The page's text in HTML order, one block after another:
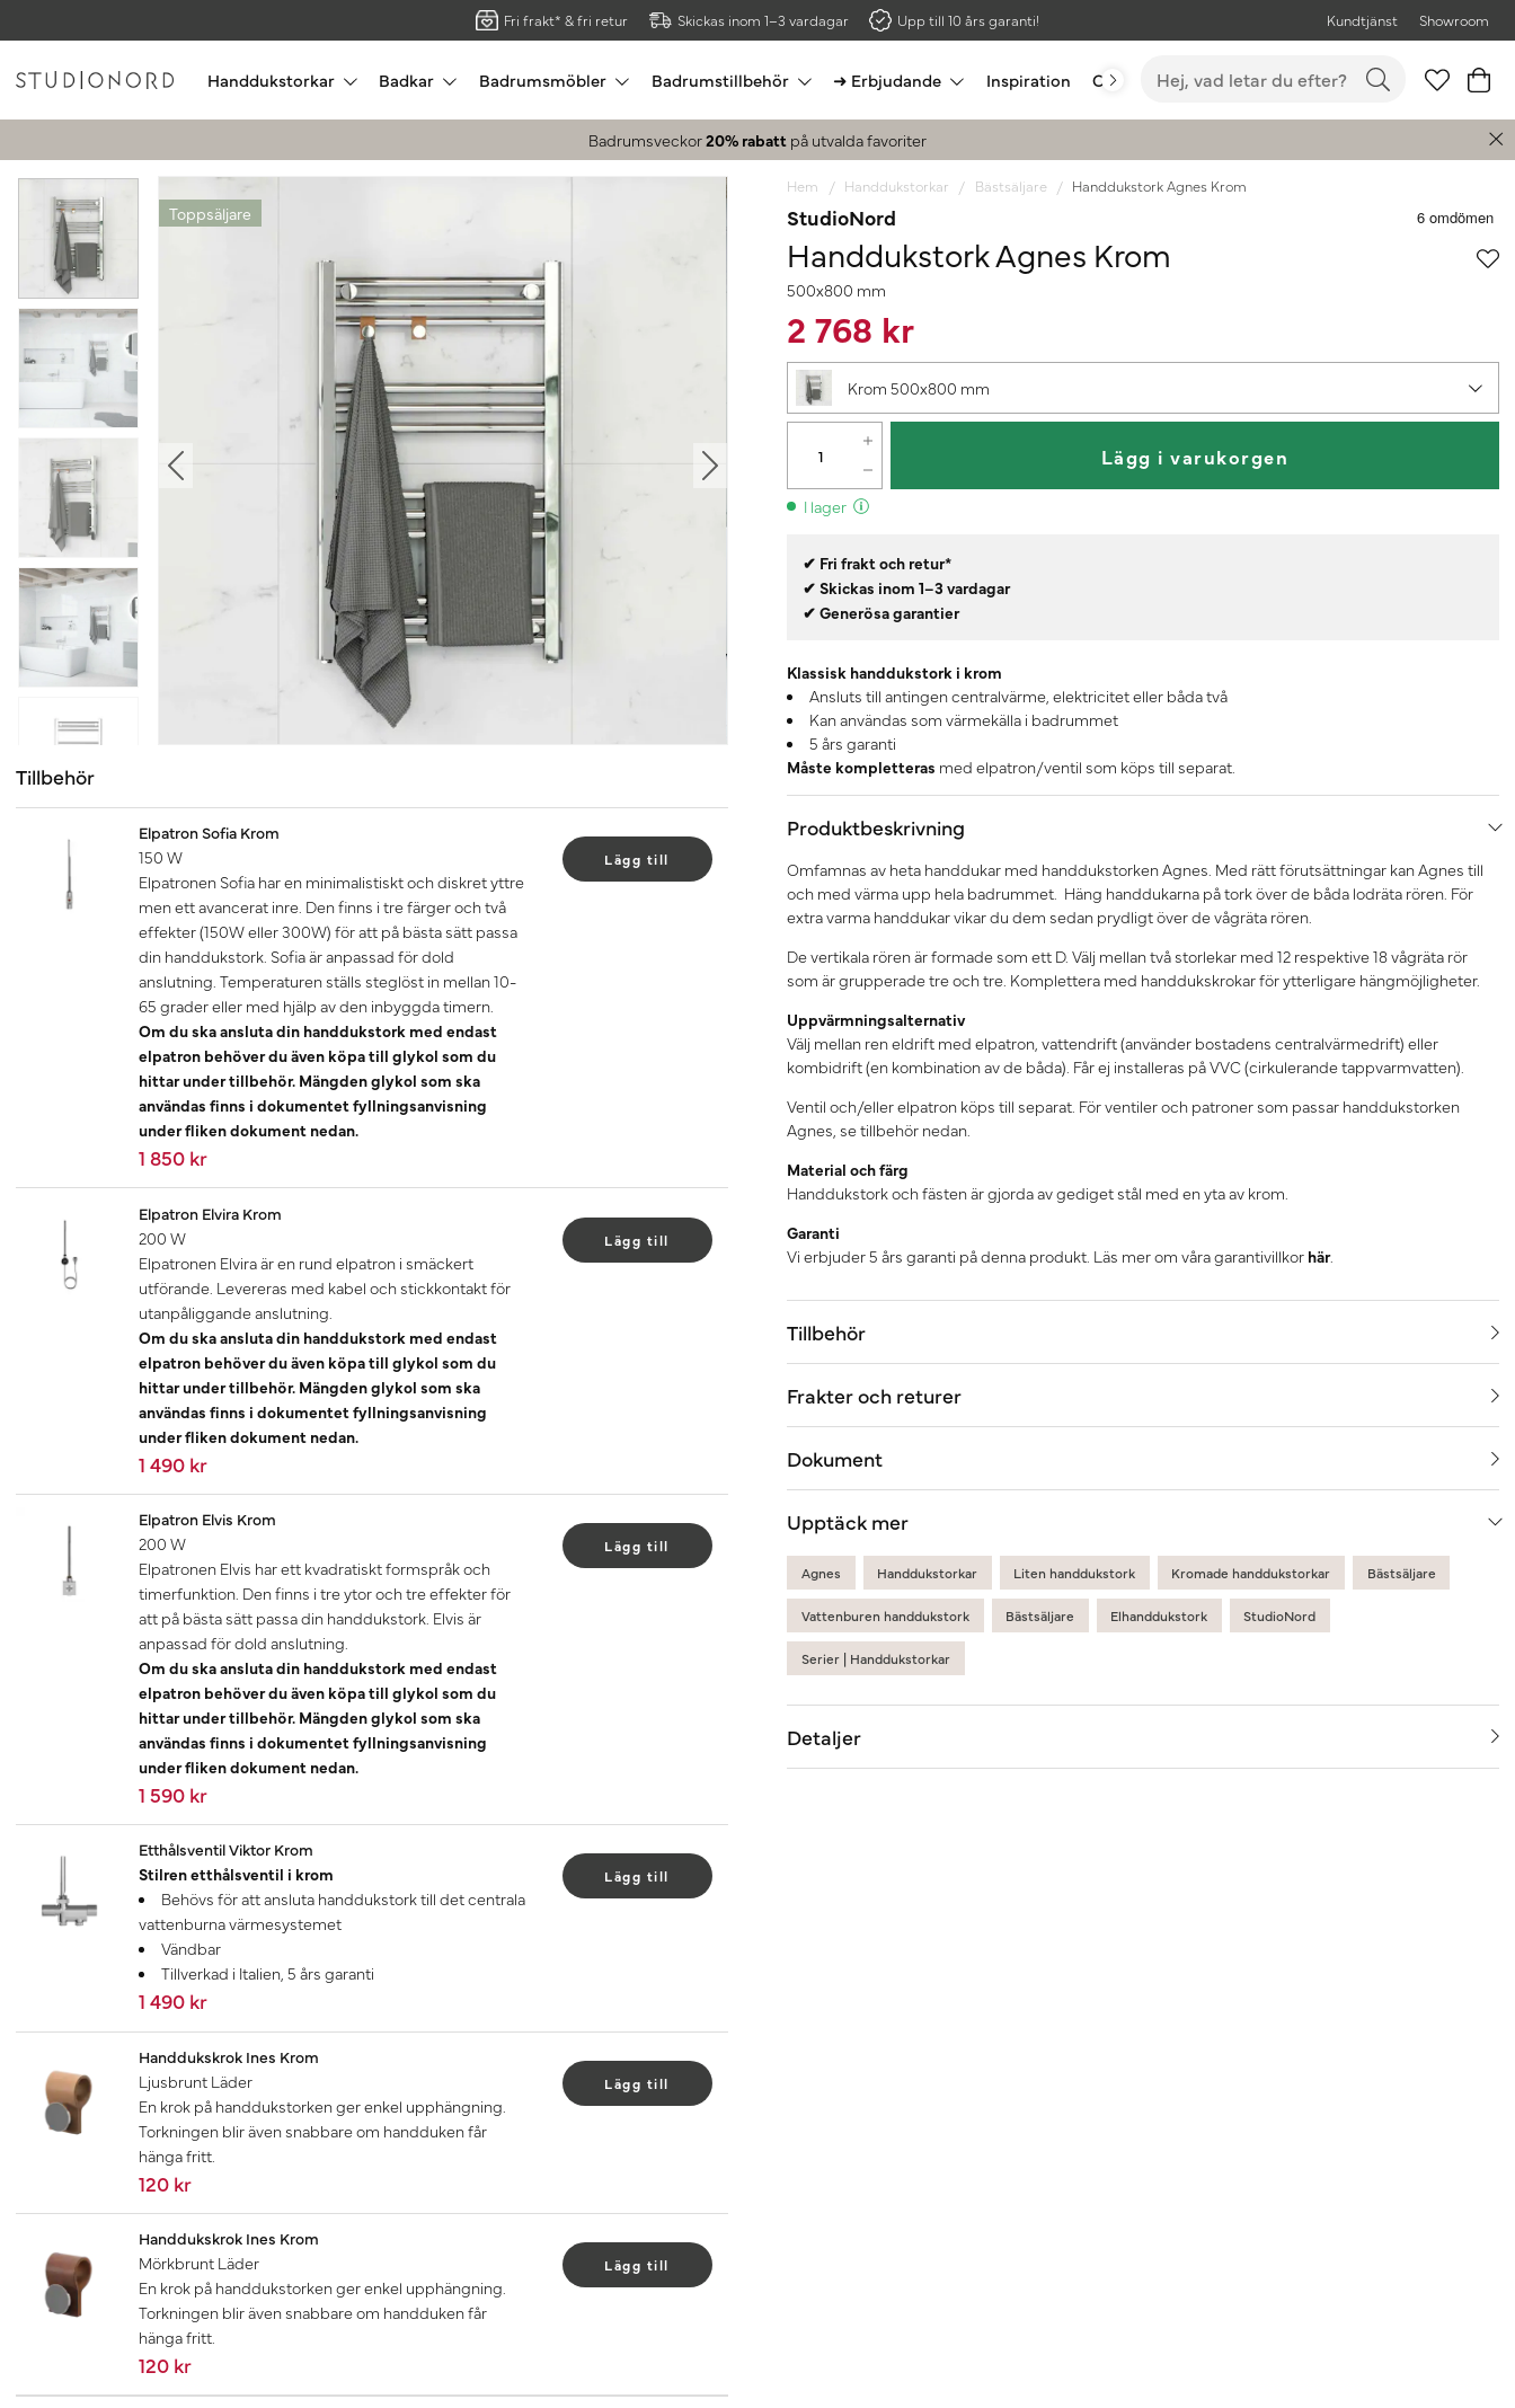
Fri frakt* & fri retur Skickas inom 1–3 vardagar Upp till 10 års garanti! Kundtjänst Showroom
Handdukstorkar Badkar Badrumsmöbler Badrumstillbehör ➜ Erbjudande Inspiration Outlet Bästsäljare
Badrumsveckor20% rabatt på utvalda favoriter
Toppsäljare
Tillbehör
Elpatron Sofia Krom
150 W
Elpatronen Sofia har en minimalistiskt och diskret yttre
men ett avancerat inre. Den finns i tre färger och två
effekter (150W eller 300W) för att på bästa sätt passa
din handdukstork. Sofia är anpassad för dold
anslutning. Temperaturen ställs steglöst in mellan 10-
65 grader eller med hjälp av den inbyggda timern.
Om du ska ansluta din handdukstork med endast
elpatron behöver du även köpa till glykol som du
hittar under tillbehör. Mängden glykol som ska
användas finns i dokumentet fyllningsanvisning
under fliken dokument nedan.
1 850 kr
Lägg till
Elpatron Elvira Krom
200 W
Elpatronen Elvira är en rund elpatron i smäckert
utförande. Levereras med kabel och stickkontakt för
utanpåliggande anslutning.
Om du ska ansluta din handdukstork med endast
elpatron behöver du även köpa till glykol som du
hittar under tillbehör. Mängden glykol som ska
användas finns i dokumentet fyllningsanvisning
under fliken dokument nedan.
1 490 kr
Lägg till
Elpatron Elvis Krom
200 W
Elpatronen Elvis har ett kvadratiskt formspråk och
timerfunktion. Den finns i tre ytor och tre effekter för
att på bästa sätt passa din handdukstork. Elvis är
anpassad för dold anslutning.
Om du ska ansluta din handdukstork med endast
elpatron behöver du även köpa till glykol som du
hittar under tillbehör. Mängden glykol som ska
användas finns i dokumentet fyllningsanvisning
under fliken dokument nedan.
1 590 kr
Lägg till
Etthålsventil Viktor Krom
Stilren etthålsventil i krom
Behövs för att ansluta handdukstork till det centrala
vattenburna värmesystemet
Vändbar
Tillverkad i Italien, 5 års garanti
1 490 kr
Lägg till
Handdukskrok Ines Krom
Ljusbrunt Läder
En krok på handdukstorken ger enkel upphängning.
Torkningen blir även snabbare om handduken får
hänga fritt.
120 kr
Lägg till
Handdukskrok Ines Krom
Mörkbrunt Läder
En krok på handdukstorken ger enkel upphängning.
Torkningen blir även snabbare om handduken får
hänga fritt.
120 kr
Lägg till
Hem Handdukstorkar Bästsäljare Handdukstork Agnes Krom
StudioNord
Handdukstork Agnes Krom
500x800 mm
2 768 kr
Krom 500x800 mm
Lägg i varukorgen
I lager
✔ Fri frakt och retur*
✔ Skickas inom 1–3 vardagar
✔ Generösa garantier
Klassisk handdukstork i krom
Ansluts till antingen centralvärme, elektricitet eller båda två
Kan användas som värmekälla i badrummet
5 års garanti
Måste kompletteras med elpatron/ventil som köps till separat.
Produktbeskrivning
Omfamnas av heta handdukar med handdukstorken Agnes. Med rätt förutsättningar kan Agnes till
och med värma upp hela badrummet. Häng handdukarna på tork över de båda lodräta rören. För
extra varma handdukar vikar du dem sedan prydligt över de vågräta rören.
De vertikala rören är formade som ett D. Välj mellan två storlekar med 12 respektive 18 vågräta rör
som är grupperade tre och tre. Komplettera med handdukskrokar för ytterligare hängmöjligheter.
Uppvärmningsalternativ
Välj mellan ren eldrift med elpatron, vattendrift (använder bostadens centralvärmedrift) eller
kombidrift (en kombination av de båda). Får ej installeras på VVC (cirkulerande tappvarmvatten).
Ventil och/eller elpatron köps till separat. För ventiler och patroner som passar handdukstorken
Agnes, se tillbehör nedan.
Material och färg
Handdukstork och fästen är gjorda av gediget stål med en yta av krom.
Garanti
Vi erbjuder 5 års garanti på denna produkt. Läs mer om våra garantivillkor här.
Tillbehör
Frakter och returer
Dokument
Upptäck mer
Agnes Handdukstorkar Liten handdukstork Kromade handdukstorkar Bästsäljare
Vattenburen handdukstork Bästsäljare Elhanddukstork StudioNord
Serier | Handdukstorkar
Detaljer